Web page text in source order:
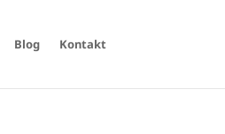
Blog Kontakt